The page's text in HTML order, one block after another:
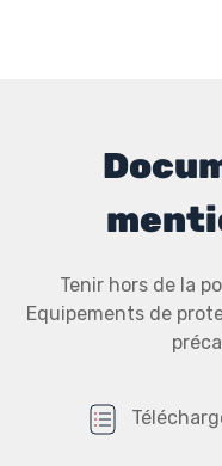
Tenir hors de la
Equipements de